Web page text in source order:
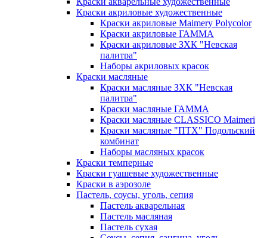
Краски акриловые художественные
Краски акриловые Maimery Polycolor
Краски акриловые ГАММА
Краски акриловые ЗХК "Невская
палитра"
Наборы акриловых красок
Краски масляные
Краски масляные ЗХК "Невская
палитра"
Краски масляные ГАММА
Краски масляные CLASSICO Maimeri
Краски масляные "ПТХ" Подольский
комбинат
Наборы масляных красок
Краски темперные
Краски гуашевые художественные
Краски в аэрозоле
Пастель, соусы, уголь, сепия
Пастель акварельная
Пастель масляная
Пастель сухая